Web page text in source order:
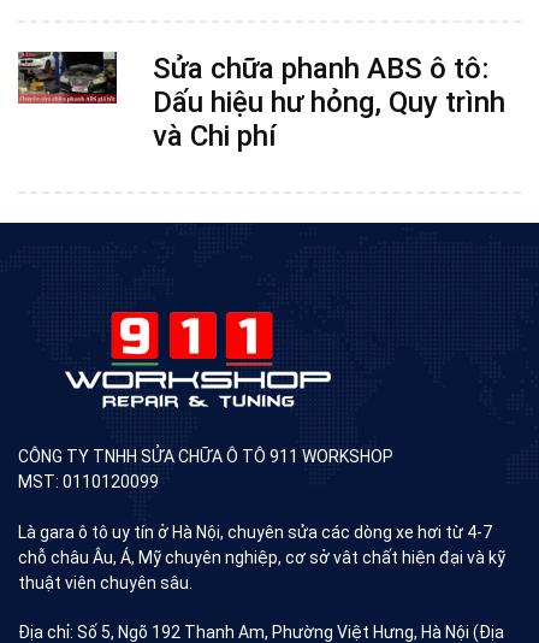
Sửa chữa phanh ABS ô tô:
Dấu hiệu hư hỏng, Quy trình
và Chi phí
CÔNG TY TNHH SỬA CHỮA Ô TÔ 911 WORKSHOP
MST: 0110120099
Là gara ô tô uy tín ở Hà Nội, chuyên sửa các dòng xe hơi từ 4-7
chỗ châu Âu, Á, Mỹ chuyên nghiệp, cơ sở vât chất hiện đại và kỹ
thuật viên chuyên sâu.
Địa chỉ: Số 5, Ngõ 192 Thanh Am, Phường Việt Hưng, Hà Nội (Địa